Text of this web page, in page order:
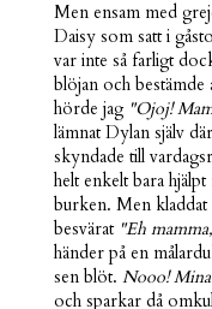
Men ensam med
Daisy som satt i
var inte så farligt
blöjan och bestämde
hörde jag "Ojoj!
lämnat Dylan själv
skyndade till
helt enkelt bara
burken. Men kladdat
besvärat "Eh
händer på en
sen blöt. Nooo!
och sparkar då